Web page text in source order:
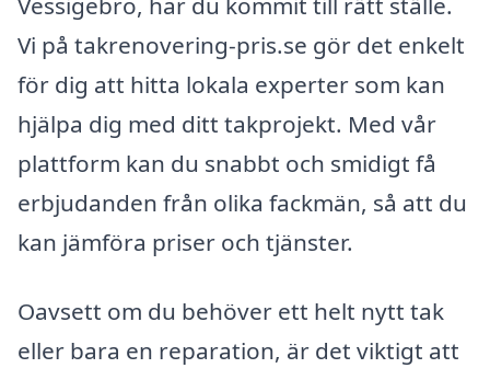
Vi på takrenovering-pris.se gör det enkelt
för dig att hitta lokala experter som kan
hjälpa dig med ditt takprojekt. Med vår
plattform kan du snabbt och smidigt få
erbjudanden från olika fackmän, så att du
kan jämföra priser och tjänster.
Oavsett om du behöver ett helt nytt tak
eller bara en reparation, är det viktigt att